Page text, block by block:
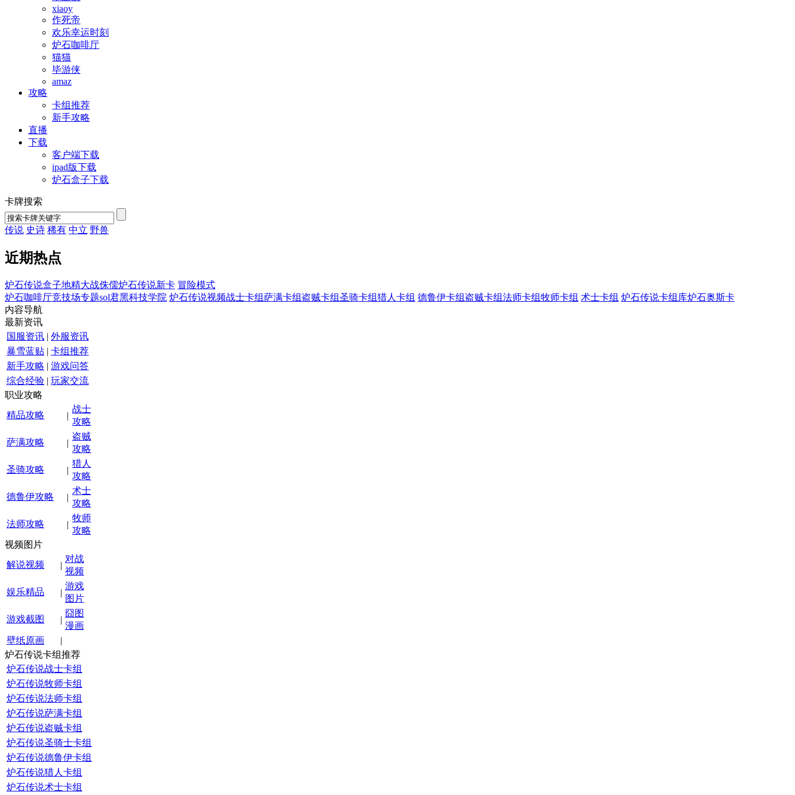
xiaoy
作死帝
欢乐幸运时刻
炉石咖啡厅
猫猫
毕游侠
amaz
攻略
卡组推荐
新手攻略
直播
下载
客户端下载
ipad版下载
炉石盒子下载
卡牌搜索
传说 史诗 稀有 中立 野兽
近期热点
炉石传说盒子地精大战侏儒炉石传说新卡 冒险模式
炉石咖啡厅竞技场专题sol君黑科技学院 炉石传说视频战士卡组萨满卡组 盗贼卡组圣骑卡组猎人卡组 德鲁伊卡组 盗贼卡组法师卡组牧师卡组 术士卡组 炉石传说卡组库炉石奥斯卡
内容导航
最新资讯
国服资讯 | 外服资讯
暴雪蓝贴 | 卡组推荐
新手攻略 | 游戏问答
综合经验 | 玩家交流
职业攻略
精品攻略
|
战士
攻略
萨满攻略 |
盗贼
攻略
圣骑攻略 |
猎人
攻略
德鲁伊攻略 |
术士
攻略
法师攻略 |
牧师
攻略
视频图片
解说视频
|
对战
视频
娱乐精品 |
游戏
图片
游戏截图 |
囧图
漫画
壁纸原画
|
炉石传说卡组推荐
炉石传说战士卡组
炉石传说牧师卡组
炉石传说法师卡组
炉石传说萨满卡组
炉石传说盗贼卡组
炉石传说圣骑士卡组
炉石传说德鲁伊卡组
炉石传说猎人卡组
炉石传说术士卡组